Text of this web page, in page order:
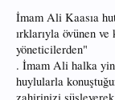
İmam Ali Kaasıa
ırklarıyla övünen
yöneticilerden"
. İmam Ali halka
huylularla